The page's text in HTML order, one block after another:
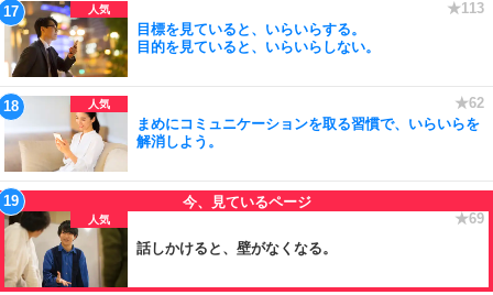
目標を見ていると、いらいらする。
目的を見ていると、いらいらしない。
まめにコミュニケーションを取る習慣で、いらいらを
解消しよう。
話しかけると、壁がなくなる。